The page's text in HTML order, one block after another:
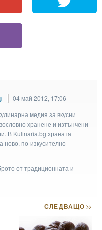
04 май 2012, 17:06
медия за вкусни
хранене и изтънчени
В Kulinaria.bg храната
ново, по-изкусително
от традиционната и
СЛЕДВАЩО>>